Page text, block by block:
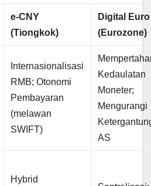
e-CNY
(Tiongkok)
Digital Euro
(Eurozone)
Internasionalisasi
RMB; Otonomi
Pembayaran
(melawan
SWIFT)
Kedaulatan
Moneter;
Mengurangi
AS
Hybrid